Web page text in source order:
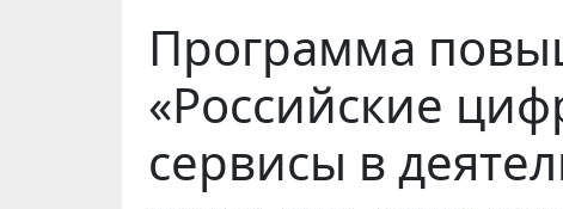
Программа
«Российские
сервисы в